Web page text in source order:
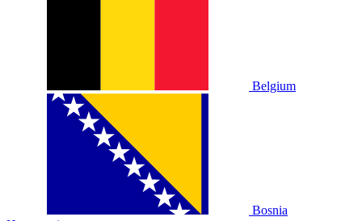
Belgium
Bosnia